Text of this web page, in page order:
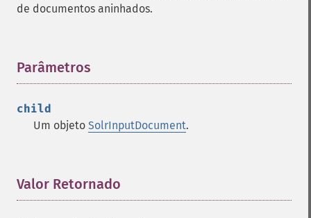
de documentos aninhados.
Parâmetros
child
Um objeto SolrInputDocument.
Valor Retornado